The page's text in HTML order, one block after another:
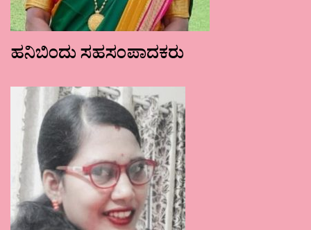
ಹನಿಬಿಂದು ಸಹಸಂಪಾದಕರು